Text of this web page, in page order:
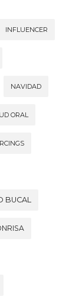
INFLUENCER
NAVIDAD
ORAL
BUCAL